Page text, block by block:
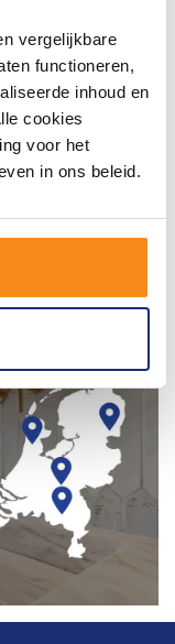
vergelijkbare
functioneren,
inhoud en
cookies
voor het
in ons beleid.